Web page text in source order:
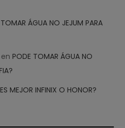
ÁGUA NO JEJUM PARA
enPODE TOMAR ÁGUA NO
MEJOR INFINIX O HONOR?